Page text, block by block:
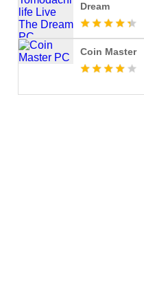
Dream
Coin Master